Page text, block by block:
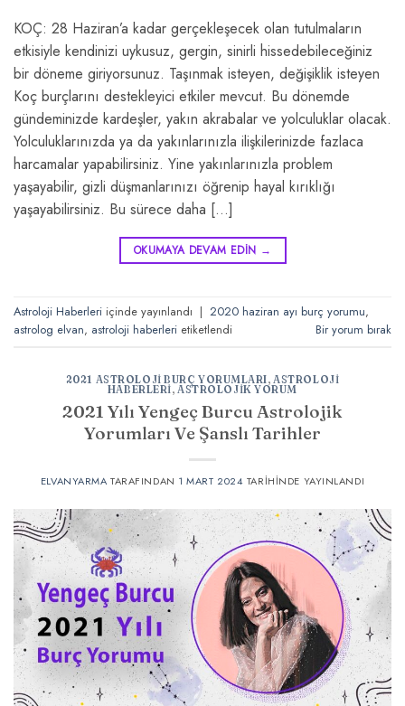
KOÇ: 28 Haziran’a kadar gerçekleşecek olan tutulmaların
etkisiyle kendinizi uykusuz, gergin, sinirli hissedebileceğiniz
bir döneme giriyorsunuz. Taşınmak isteyen, değişiklik isteyen
Koç burçlarını destekleyici etkiler mevcut. Bu dönemde
gündeminizde kardeşler, yakın akrabalar ve yolculuklar olacak.
Yolculuklarınızda ya da yakınlarınızla ilişkilerinizde fazlaca
harcamalar yapabilirsiniz. Yine yakınlarınızla problem
yaşayabilir, gizli düşmanlarınızı öğrenip hayal kırıklığı
yaşayabilirsiniz. Bu sürece daha […]
OKUMAYA DEVAM EDIN →
Astroloji Haberleri içinde yayınlandı | 2020 haziran ayı burç yorumu,
astrolog elvan, astroloji haberleri etiketlendi Bir yorum bırak
2021 ASTROLOJI BURÇ YORUMLARI,ASTROLOJI
HABERLERI,ASTROLOJIK YORUM
2021 Yılı Yengeç Burcu Astrolojik
Yorumları Ve Şanslı Tarihler
ELVANYARMA TARAFINDAN 1 MART 2024 TARIHINDE YAYINLANDI